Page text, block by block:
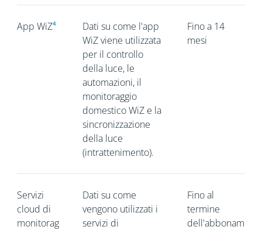
App WiZ⁴
Dati su come l'app
WiZ viene utilizzata
per il controllo
della luce, le
automazioni, il
monitoraggio
domestico WiZ e la
sincronizzazione
della luce
(intrattenimento).
Fino a 14
mesi
Servizi
cloud di
monitorag
Dati su come
vengono utilizzati i
servizi di
Fino al
termine
dell'abbonam